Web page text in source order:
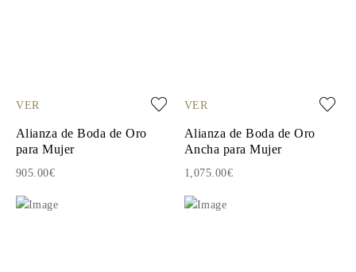
VER
Alianza de Boda de Oro
para Mujer
905.00€
VER
Alianza de Boda de Oro
Ancha para Mujer
1,075.00€